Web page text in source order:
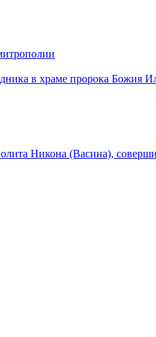
в храме пророка Божия
Никона (Васина),